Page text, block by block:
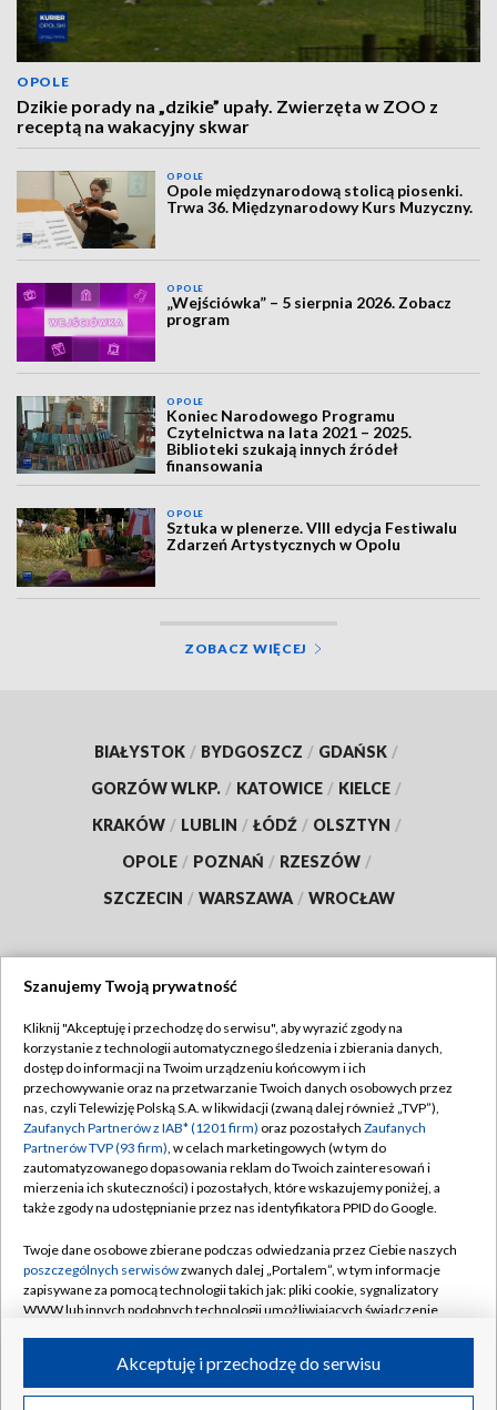
OPOLE
Dzikie porady na „dzikie” upały. Zwierzęta w ZOO z
receptą na wakacyjny skwar
OPOLE
Opole międzynarodową stolicą piosenki.
Trwa 36. Międzynarodowy Kurs Muzyczny.
OPOLE
„Wejściówka” – 5 sierpnia 2026. Zobacz
program
OPOLE
Koniec Narodowego Programu
Czytelnictwa na lata 2021 – 2025.
Biblioteki szukają innych źródeł
finansowania
OPOLE
Sztuka w plenerze. VIII edycja Festiwalu
Zdarzeń Artystycznych w Opolu
ZOBACZ WIĘCEJ
BIAŁYSTOK / BYDGOSZCZ / GDAŃSK /
GORZÓW WLKP. / KATOWICE / KIELCE /
KRAKÓW / LUBLIN / ŁÓDŹ / OLSZTYN /
OPOLE / POZNAŃ / RZESZÓW /
SZCZECIN / WARSZAWA / WROCŁAW
TVP
Abonament TVP
Emisja w TVP
Centrum informacji TVP
Naziemna Telewizja Cyfrowa
Rada Programowa
System NOS
Informacje o nadawcy
Program dla prasy
Regulamin TVP
Polityka prywatności
Moje zgody
Pomoc
Kontakt
Kanały
©2026 Telewizja Polska S.A. w likwidacji
Szanujemy Twoją prywatność
Kliknij "Akceptuję i przechodzę do serwisu", aby wyrazić zgody na
korzystanie z technologii automatycznego śledzenia i zbierania danych,
dostęp do informacji na Twoim urządzeniu końcowym i ich
przechowywanie oraz na przetwarzanie Twoich danych osobowych przez
nas, czyli Telewizję Polską S.A. w likwidacji (zwaną dalej również „TVP”),
Zaufanych Partnerów z IAB* (1201 firm) oraz pozostałych Zaufanych
Partnerów TVP (93 firm), w celach marketingowych (w tym do
zautomatyzowanego dopasowania reklam do Twoich zainteresowań i
mierzenia ich skuteczności) i pozostałych, które wskazujemy poniżej, a
także zgody na udostępnianie przez nas identyfikatora PPID do Google.
Twoje dane osobowe zbierane podczas odwiedzania przez Ciebie naszych
poszczególnych serwisówzwanych dalej „Portalem”, w tym informacje
zapisywane za pomocą technologii takich jak: pliki cookie, sygnalizatory
WWW lub innych podobnych technologii umożliwiających świadczenie
ruchu w Internecie.Akceptuję i przechodzę do serwisu